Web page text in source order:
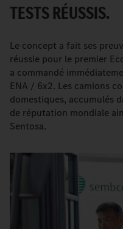
TESTS RÉUSSIS.
Le concept a fait ses
réussie pour le premier
a commandé
ENA / 6x2. Les camions
domestiques, accumulés
de réputation mondiale
Sentosa.